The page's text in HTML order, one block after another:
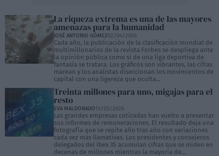
La riqueza extrema es una de las mayores
amenazas para la humanidad
JOSÉ ANTONIO GÓMEZ02/04/2026
Cada año, la publicación de la clasificación mundial de
multimillonarios de la revista Forbes se despliega ante
la opinión pública como si de una liga deportiva de
fantasía se tratara. Los gráficos son vibrantes, las cifras
marean y los analistas diseccionan los movimientos de
capital con una ligereza que oculta...
Treinta millones para uno, migajas para el
resto
EVA MALDONADO13/03/2026
Las grandes empresas cotizadas han vuelto a presentar
sus informes de remuneraciones. El resultado deja una
fotografía que se repite año tras año con variaciones
cada vez más llamativas. Los presidentes y consejeros
delegados del Ibex 35 acumulan cifras que se miden en
decenas de millones mientras la mayoría de...